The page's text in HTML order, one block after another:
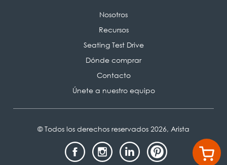
Nosotros
Recursos
Seating Test Drive
Dónde comprar
Contacto
Únete a nuestro equipo
© Todos los derechos reservados 2026, Arista